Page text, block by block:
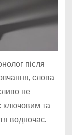
після
слова
не
ключовим та
водночас.